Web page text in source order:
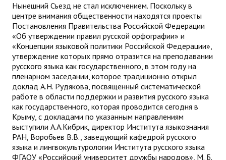
Нынешний Съезд не стал исключением. Поскольку в
центре внимания общественности находятся проекты
Постановления Правительства Российской Федерации
«Об утверждении правил русской орфографии» и
«Концепции языковой политики Российской Федерации»,
утверждение которых прямо отразится на преподавании
русского языка как государственного, в этом году на
пленарном заседании, которое традиционно открыл
доклад А.Н. Рудякова, посвященный систематической
работе в области поддержки и развития русского языка
как государственного, которая проводится сегодня в
Крыму, с докладами по указанным направлениям
выступили А.А.Кибрик, директор Института языкознания
РАН, Воробьев В.В., заведующий кафедрой русского
языка и лингвокультурологии Института русского языка
ФГАОУ «Российский университет дружбы народов», М. Б.